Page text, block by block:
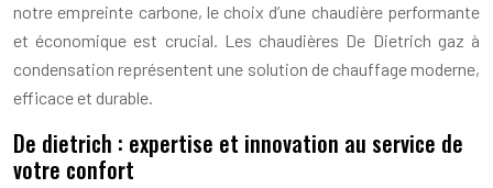
notre empreinte carbone, le choix d’une chaudière performante
et économique est crucial. Les chaudières De Dietrich gaz à
condensation représentent une solution de chauffage moderne,
efficace et durable.
De dietrich : expertise et innovation au service de
votre confort